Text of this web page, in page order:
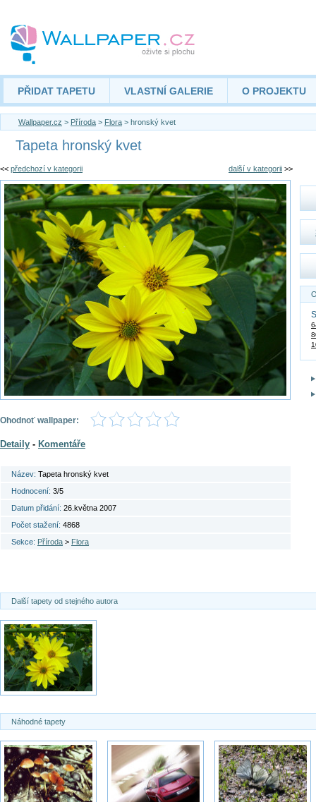
PŘIDAT TAPETU VLASTNÍ GALERIE O PROJEKTU
Wallpaper.cz > Příroda > Flora > hronský kvet
Tapeta hronský kvet
<< předchozí v kategorii další v kategorii >>
Ohodnoť wallpaper:
Detaily - Komentáře
Název: Tapeta hronský kvet
Hodnocení: 3/5
Datum přidání: 26.května 2007
Počet stažení: 4868
Sekce: Příroda > Flora
Další tapety od stejného autora
Náhodné tapety